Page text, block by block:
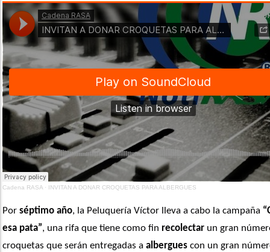
Cadena RASA · INVITAN A DONAR CROQUETAS PARA ALBERGUES
Por séptimo año, la Peluquería Víctor lleva a cabo la campaña
esa pata”, una rifa que tiene como fin recolectar un gran
croquetas que serán entregadas a albergues